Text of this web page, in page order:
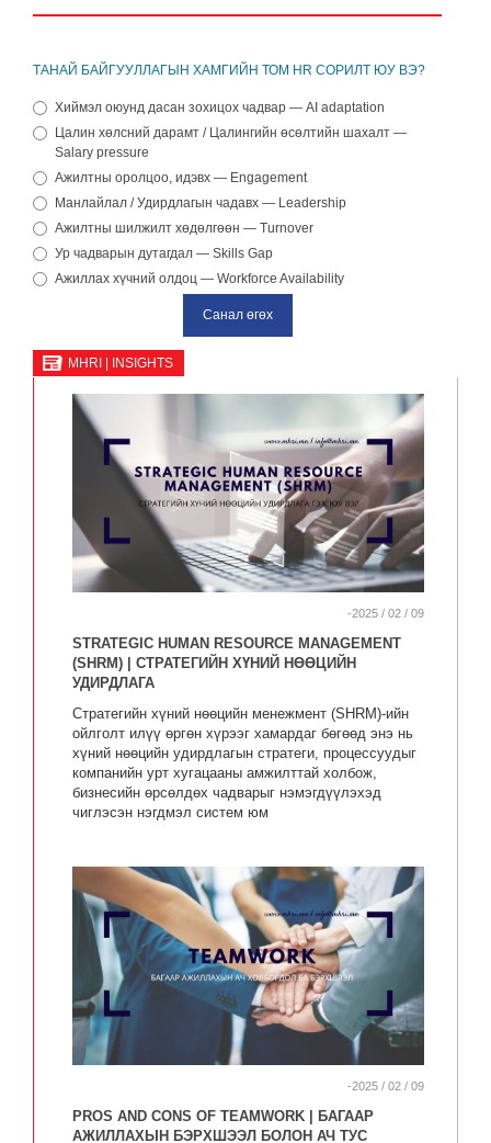
ТАНАЙ БАЙГУУЛЛАГЫН ХАМГИЙН ТОМ HR СОРИЛТ ЮУ ВЭ?
Хиймэл оюунд дасан зохицох чадвар — AI adaptation
Цалин хөлсний дарамт / Цалингийн өсөлтийн шахалт —
Salary pressure
Ажилтны оролцоо, идэвх — Engagement
Манлайлал / Удирдлагын чадавх — Leadership
Ажилтны шилжилт хөдөлгөөн — Turnover
Ур чадварын дутагдал — Skills Gap
Ажиллах хүчний олдоц — Workforce Availability
MHRI | INSIGHTS
-2025 / 02 / 09
STRATEGIC HUMAN RESOURCE MANAGEMENT
(SHRM) | СТРАТЕГИЙН ХҮНИЙ НӨӨЦИЙН
УДИРДЛАГА
Стратегийн хүний нөөцийн менежмент (SHRM)-ийн
ойлголт илүү өргөн хүрээг хамардаг бөгөөд энэ нь
хүний нөөцийн удирдлагын стратеги, процессуудыг
компанийн урт хугацааны амжилттай холбож,
бизнесийн өрсөлдөх чадварыг нэмэгдүүлэхэд
чиглэсэн нэгдмэл систем юм
-2025 / 02 / 09
PROS AND CONS OF TEAMWORK | БАГААР
АЖИЛЛАХЫН БЭРХШЭЭЛ БОЛОН АЧ ТУС